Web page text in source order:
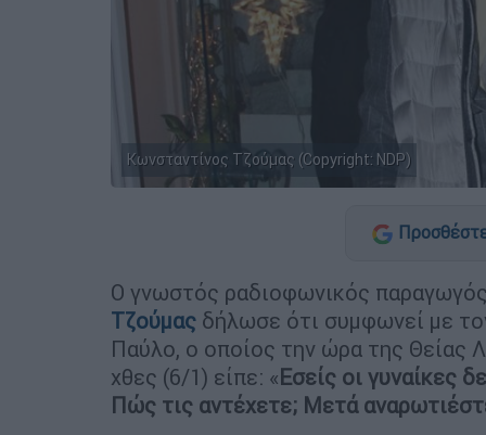
Κωνσταντίνος Τζούμας (Copyright: NDP)
Ο γνωστός ραδιοφωνικός
Τζούμας δήλωσε ότι συμφωνεί με
Παύλο, ο οποίος την ώρα της Θείας
χθες (6/1) είπε: «Εσείς οι γυναίκες
Πώς τις αντέχετε; Μετά